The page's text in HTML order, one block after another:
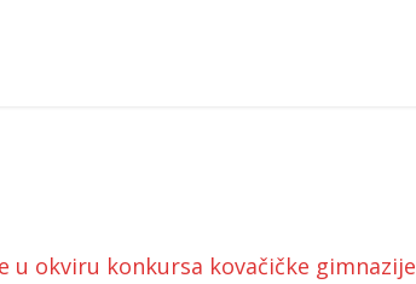
u okviru konkursa kovačičke gimnazije